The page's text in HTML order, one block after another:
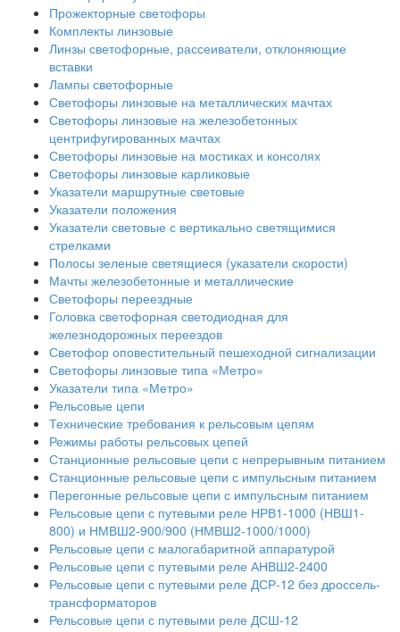
Прожекторные светофоры
Комплекты линзовые
Линзы светофорные, рассеиватели, отклоняющие
вставки
Лампы светофорные
Светофоры линзовые на металлических мачтах
Светофоры линзовые на железобетонных
центрифугированных мачтах
Светофоры линзовые на мостиках и консолях
Светофоры линзовые карликовые
Указатели маршрутные световые
Указатели положения
Указатели световые с вертикально светящимися
стрелками
Полосы зеленые светящиеся (указатели скорости)
Мачты железобетонные и металлические
Светофоры переездные
Головка светофорная светодиодная для
железнодорожных переездов
Светофор оповестительный пешеходной сигнализации
Светофоры линзовые типа «Метро»
Указатели типа «Метро»
Рельсовые цепи
Технические требования к рельсовым цепям
Режимы работы рельсовых цепей
Станционные рельсовые цепи с непрерывным питанием
Станционные рельсовые цепи с импульсным питанием
Перегонные рельсовые цепи с импульсным питанием
Рельсовые цепи с путевыми реле НРВ1-1000 (НВШ1-
800) и НМВШ2-900/900 (НМВШ2-1000/1000)
Рельсовые цепи с малогабаритной аппаратурой
Рельсовые цепи с путевыми реле АНВШ2-2400
Рельсовые цепи с путевыми реле ДСР-12 без дроссель-
трансформаторов
Рельсовые цепи с путевыми реле ДСШ-12